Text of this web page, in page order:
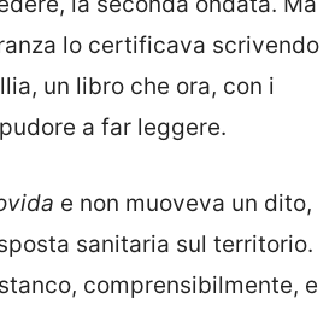
lo certificava scrivendo
un libro che ora, con i
a far leggere.
e non muoveva un dito,
sanitaria sul territorio.
comprensibilmente, e